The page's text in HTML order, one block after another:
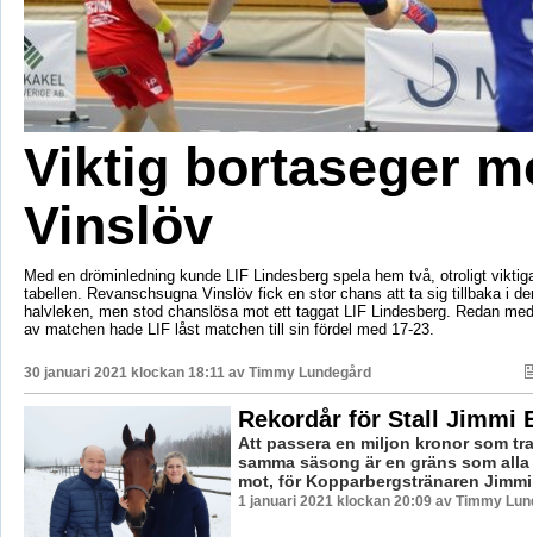
Viktig bortaseger
Vinslöv
Med en dröminledning kunde LIF Lindesberg spela hem två, otroligt
tabellen. Revanschsugna Vinslöv fick en stor chans att ta sig tillbaka i
halvleken, men stod chanslösa mot ett taggat LIF Lindesberg. Redan
av matchen hade LIF låst matchen till sin fördel med 17-23.
30 januari 2021 klockan 18:11 av Timmy Lundegård
Rekordår för Stall Jimmi
Att passera en miljon kronor som
samma säsong är en gräns som
mot, för Kopparbergstränaren
1 januari 2021 klockan 20:09 av Timmy